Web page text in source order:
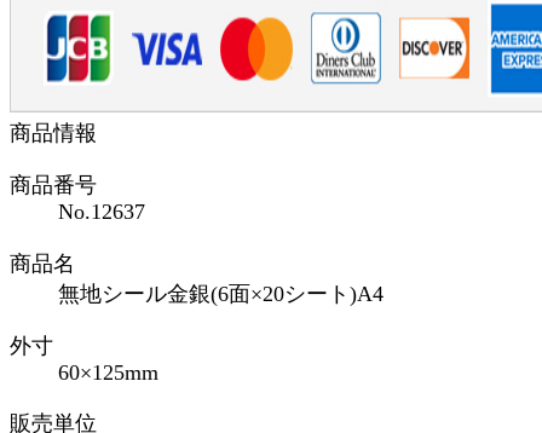
商品情報
商品番号
No.12637
商品名
無地シール金銀(6面×20シート)A4
外寸
60×125mm
販売単位